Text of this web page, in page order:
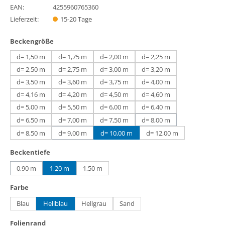
EAN:
4255960765360
Lieferzeit:
15-20 Tage
Beckengröße
d= 1,50 m
d= 1,75 m d= 2,00 m
d= 2,25 m
d= 2,50 m
d= 2,75 m d= 3,00 m
d= 3,20 m
d= 3,50 m
d= 3,60 m d= 3,75 m
d= 4,00 m
d= 4,16 m
d= 4,20 m d= 4,50 m
d= 4,60 m
d= 5,00 m
d= 5,50 m d= 6,00 m
d= 6,40 m
d= 6,50 m
d= 7,00 m d= 7,50 m d= 8,00 m(Diese Option ist zurzeit
d= 8,50 m d= 9,00 m(Diese Option ist zurzeit nicht verfügbar.)
d= 10,00 m d= 12,00 m
Beckentiefe
0,90 m(Diese Option ist zurzeit nicht verfügbar.)
1,20 m 1,50 m
Farbe
Blau
Hellblau Hellgrau Sand
Folienrandauswählen